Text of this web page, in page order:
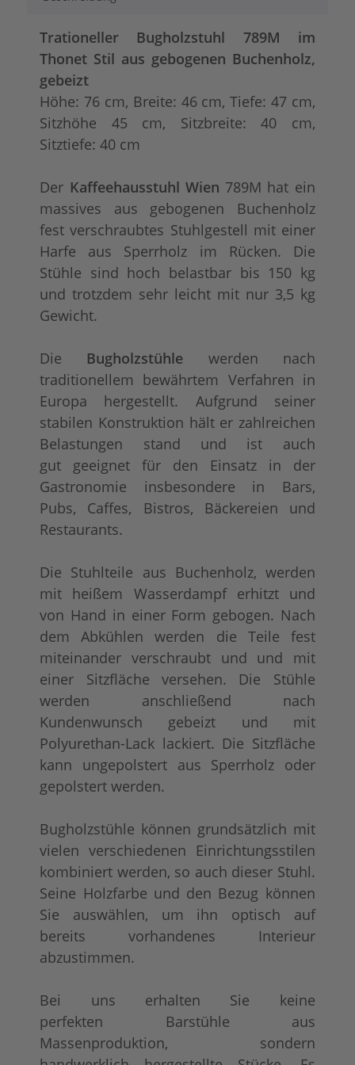
Trationeller Bugholzstuhl 789M im
Thonet Stil aus gebogenen Buchenholz,
gebeizt
Höhe: 76 cm, Breite: 46 cm, Tiefe: 47 cm,
Sitzhöhe 45 cm, Sitzbreite: 40 cm,
Sitztiefe: 40 cm
Der Kaffeehausstuhl Wien 789M hat ein
massives aus gebogenen Buchenholz
fest verschraubtes Stuhlgestell mit einer
Harfe aus Sperrholz im Rücken. Die
Stühle sind hoch belastbar bis 150 kg
und trotzdem sehr leicht mit nur 3,5 kg
Gewicht.
Die Bugholzstühle werden nach
traditionellem bewährtem Verfahren in
Europa hergestellt. Aufgrund seiner
stabilen Konstruktion hält er zahlreichen
Belastungen stand und ist auch
gut geeignet für den Einsatz in der
Gastronomie insbesondere in Bars,
Pubs, Caffes, Bistros, Bäckereien und
Restaurants.
Die Stuhlteile aus Buchenholz, werden
mit heißem Wasserdampf erhitzt und
von Hand in einer Form gebogen. Nach
dem Abkühlen werden die Teile fest
miteinander verschraubt und und mit
einer Sitzfläche versehen. Die Stühle
werden anschließend nach
Kundenwunsch gebeizt und mit
Polyurethan-Lack lackiert. Die Sitzfläche
kann ungepolstert aus Sperrholz oder
gepolstert werden.
Bugholzstühle können grundsätzlich mit
vielen verschiedenen Einrichtungsstilen
kombiniert werden, so auch dieser Stuhl.
Seine Holzfarbe und den Bezug können
Sie auswählen, um ihn optisch auf
bereits vorhandenes Interieur
abzustimmen.
Bei uns erhalten Sie keine
perfekten Barstühle aus
Massenproduktion, sondern